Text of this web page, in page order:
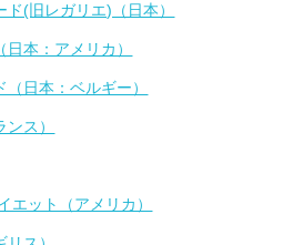
(旧レガリエ)（日本）
本：アメリカ）
日本：ベルギー）
ス）
エット（アメリカ）